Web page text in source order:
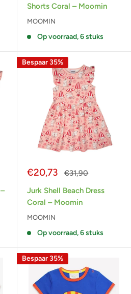
Shorts Coral – Moomin
MOOMIN
Op voorraad, 6 stuks
Bespaar 35%
Actieprijs
€20,73
Normale
€31,90
Jurk Shell Beach Dress
Coral – Moomin
MOOMIN
Op voorraad, 6 stuks
Bespaar 35%